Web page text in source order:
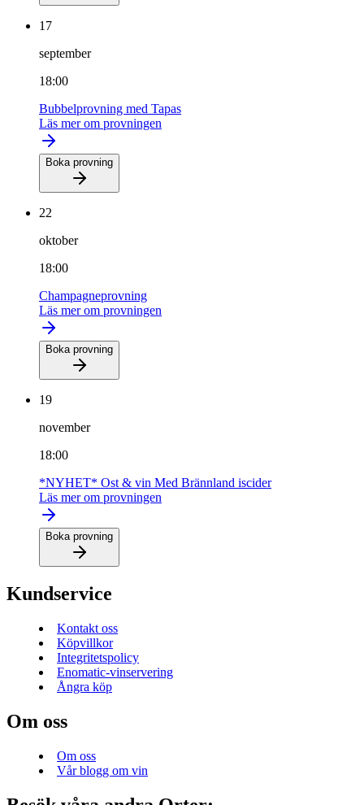
17
september
18:00
Bubbelprovning med Tapas
Läs mer om provningen
Boka provning
22
oktober
18:00
Champagneprovning
Läs mer om provningen
Boka provning
19
november
18:00
*NYHET* Ost & vin Med Brännland iscider
Läs mer om provningen
Boka provning
Kundservice
Kontakt oss
Köpvillkor
Integritetspolicy
Enomatic-vinservering
Ångra köp
Om oss
Om oss
Vår blogg om vin